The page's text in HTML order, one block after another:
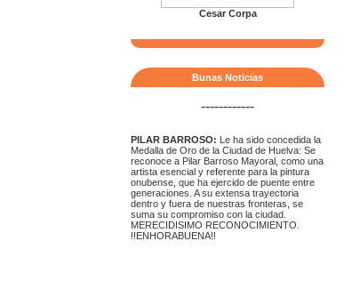
Cesar Corpa
Bunas Noticias
------------
PILAR BARROSO: Le ha sido concedida la
Medalla de Oro de la Ciudad de Huelva: Se
reconoce a Pilar Barroso Mayoral, como una
artista esencial y referente para la pintura
onubense, que ha ejercido de puente entre
generaciones. A su extensa trayectoria
dentro y fuera de nuestras fronteras, se
suma su compromiso con la ciudad.
MERECIDISIMO RECONOCIMIENTO.
!!ENHORABUENA!!